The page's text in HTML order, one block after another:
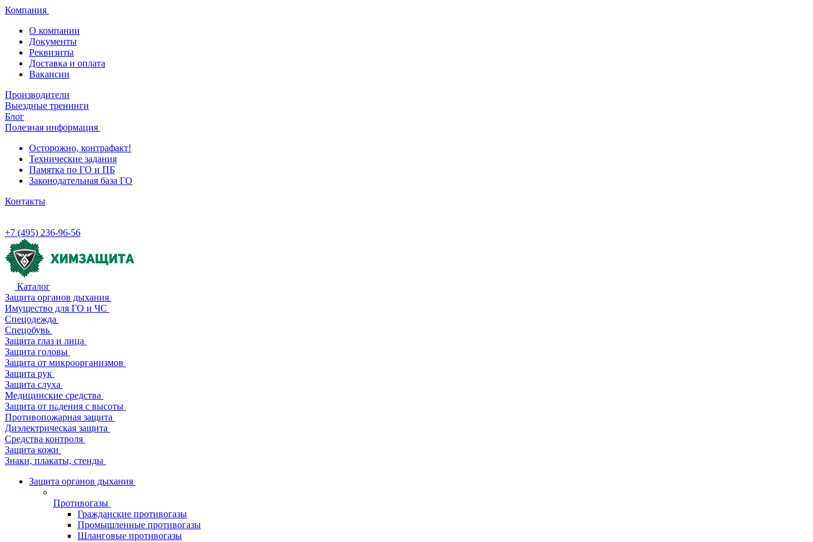
Компания
О компании
Документы
Реквизиты
Доставка и оплата
Вакансии
Производители
Выездные тренинги
Блог
Полезная информация
Осторожно, контрафакт!
Технические задания
Памятка по ГО и ПБ
Законодательная база ГО
Контакты
+7 (495) 236-96-56
Каталог
Защита органов дыхания
Имущество для ГО и ЧС
Спецодежда
Спецобувь
Защита глаз и лица
Защита головы
Защита от микроорганизмов
Защита рук
Защита слуха
Медицинские средства
Защита от падения с высоты
Противопожарная защита
Диэлектрическая защита
Средства контроля
Защита кожи
Знаки, плакаты, стенды
Защита органов дыхания
Противогазы
Гражданские противогазы
Промышленные противогазы
Шланговые противогазы